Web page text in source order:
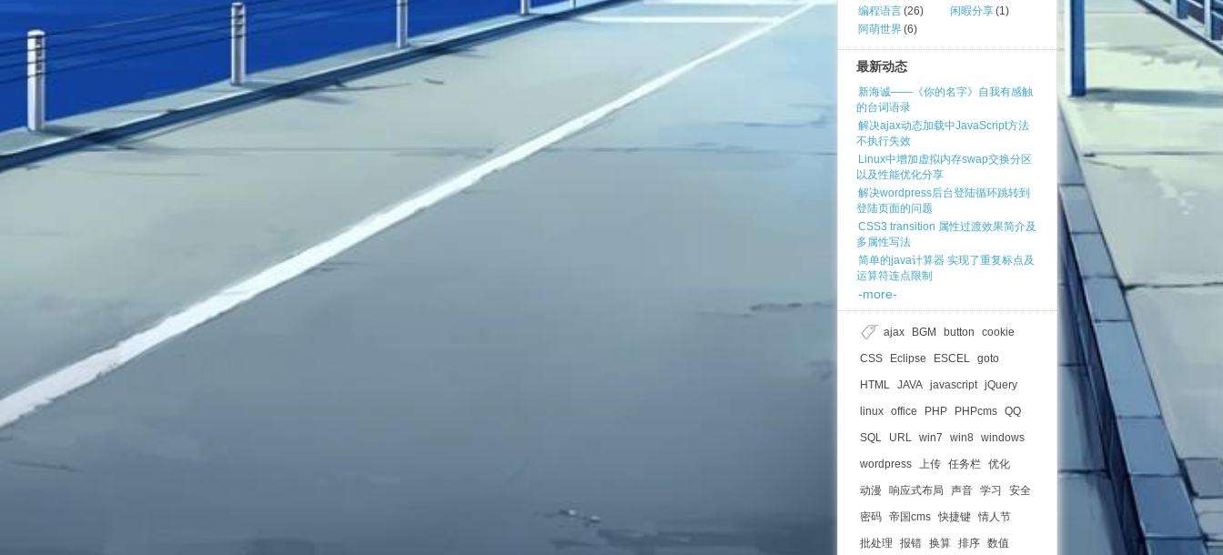
编程语言(26) 闲暇分享(1)
阿萌世界(6)
最新动态
新海诚——《你的名字》自我有感触
的台词语录
解决ajax动态加载中JavaScript方法
不执行失效
Linux中增加虚拟内存swap交换分区
以及性能优化分享
解决wordpress后台登陆循环跳转到
登陆页面的问题
CSS3 transition 属性过渡效果简介及
多属性写法
简单的java计算器 实现了重复标点及
运算符连点限制
-more-
ajax BGM button cookie
CSS Eclipse ESCEL goto
HTML JAVA javascript jQuery
linux office PHP PHPcms QQ
SQL URL win7 win8 windows
wordpress 上传 任务栏 优化
动漫 响应式布局 声音 学习 安全
密码 帝国cms 快捷键 情人节
批处理 报错 换算 排序 数值